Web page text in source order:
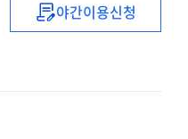
(2022)
야간이용신청